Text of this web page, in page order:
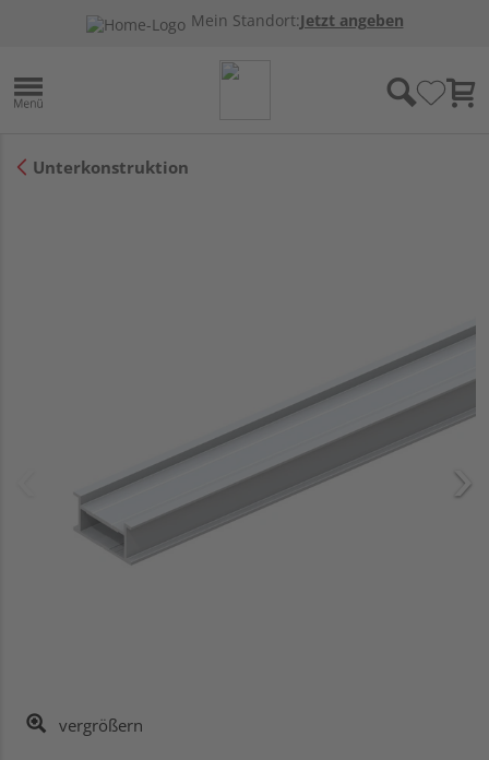
Mein Standort:Jetzt angeben
Unterkonstruktion
vergrößern